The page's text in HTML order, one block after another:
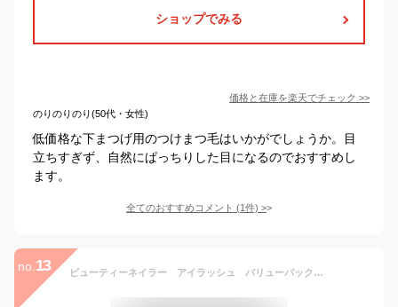
ショップでみる
価格と在庫を楽天でチェック >>
のりのりのり(50代・女性)
低価格な下まつげ用のつけまつ毛はいかがでしょうか。目
立ちすぎず、自然にぱっちりした目になるのでおすすめし
ます。
全てのおすすめコメント (1件) >
no. 13 ビューティーネイラー アイラッシュ バリューパックVP-32つけまつげ×5ペア 下まつげ用 ナチュラルアンダーブラウン